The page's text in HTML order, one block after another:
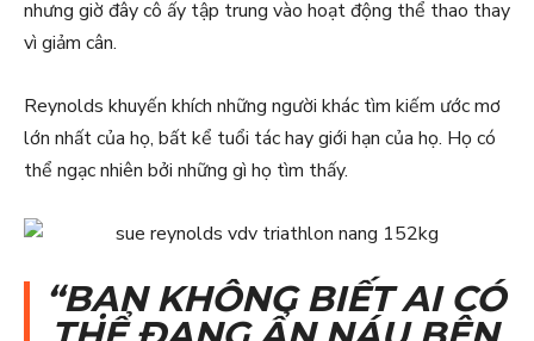
nhưng giờ đây cô ấy tập trung vào hoạt động thể thao thay
vì giảm cân.
Reynolds khuyến khích những người khác tìm kiếm ước mơ
lớn nhất của họ, bất kể tuổi tác hay giới hạn của họ. Họ có
thể ngạc nhiên bởi những gì họ tìm thấy.
“BẠN KHÔNG BIẾT AI CÓ